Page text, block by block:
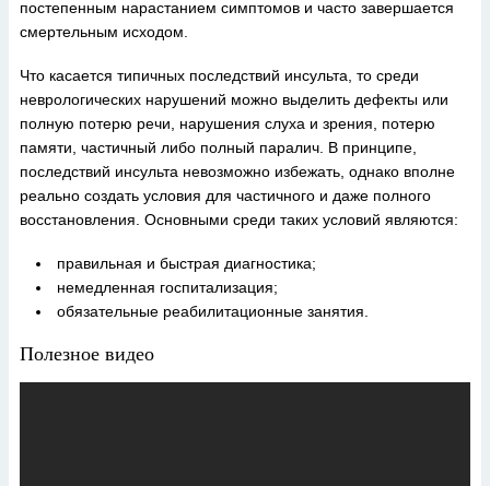
постепенным нарастанием симптомов и часто завершается
смертельным исходом.
Что касается типичных последствий инсульта, то среди
неврологических нарушений можно выделить дефекты или
полную потерю речи, нарушения слуха и зрения, потерю
памяти, частичный либо полный паралич. В принципе,
последствий инсульта невозможно избежать, однако вполне
реально создать условия для частичного и даже полного
восстановления. Основными среди таких условий являются:
правильная и быстрая диагностика;
немедленная госпитализация;
обязательные реабилитационные занятия.
Полезное видео